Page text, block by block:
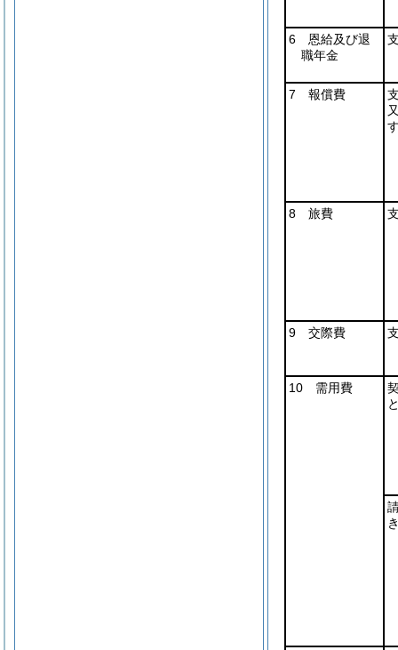
6 恩給及び退
職年金
7 報償費
8 旅費
9 交際費
10 需用費